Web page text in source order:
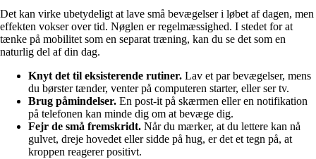
Det kan virke ubetydeligt at lave små bevægelser i løbet af dagen, men
effekten vokser over tid. Nøglen er regelmæssighed. I stedet for at
tænke på mobilitet som en separat træning, kan du se det som en
naturlig del af din dag.
Knyt det til eksisterende rutiner. Lav et par bevægelser, mens
du børster tænder, venter på computeren starter, eller ser tv.
Brug påmindelser. En post-it på skærmen eller en notifikation
på telefonen kan minde dig om at bevæge dig.
Fejr de små fremskridt. Når du mærker, at du lettere kan nå
gulvet, dreje hovedet eller sidde på hug, er det et tegn på, at
kroppen reagerer positivt.